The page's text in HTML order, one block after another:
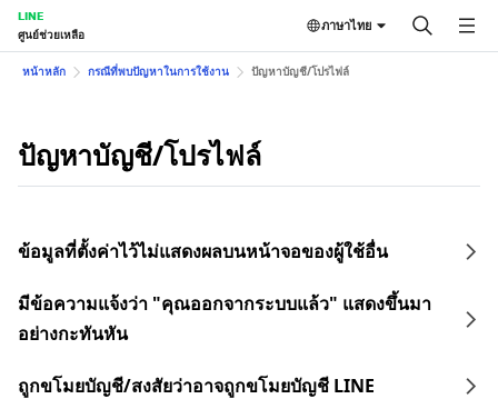
LINE
ศูนย์ช่วยเหลือ
ภาษาไทย
หน้าหลัก กรณีที่พบปัญหาในการใช้งาน ปัญหาบัญชี/โปรไฟล์
ปัญหาบัญชี/โปรไฟล์
ข้อมูลที่ตั้งค่าไว้ไม่แสดงผลบนหน้าจอของผู้ใช้อื่น
มีข้อความแจ้งว่า "คุณออกจากระบบแล้ว" แสดงขึ้นมา
อย่างกะทันหัน
ถูกขโมยบัญชี/สงสัยว่าอาจถูกขโมยบัญชี LINE